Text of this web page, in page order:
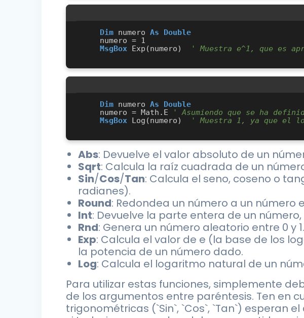
Dim numero As
Double
MsgBox Exp(numero) ' Muestra e^1, que es
Dim numero As
Double
    numero = Math.E
' Asumiendo que se ha
MsgBox Log(numero) ' Muestra 1, ya que el
Abs: Devuelve el valor absoluto de un
Sqrt: Calcula la raíz cuadrada de un
Sin/Cos/Tan: Calcula el seno, coseno o
radianes).
Round: Redondea un número a un número
Int: Devuelve la parte entera de un
Rnd: Genera un número aleatorio entre 0 y 1.
Exp: Calcula el valor de e (la base de los
la potencia de un número dado.
Log: Calcula el logaritmo natural de un
Para utilizar estas funciones, simplemente
de los argumentos entre paréntesis. Ten en
trigonométricas (`Sin`, `Cos`, `Tan`) esperan